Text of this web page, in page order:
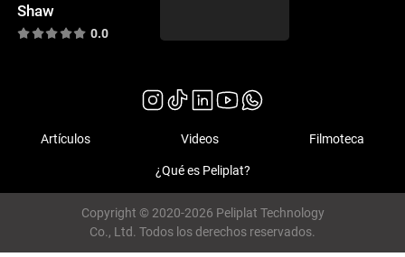
Shaw
0.0
Artículos Videos Filmoteca
¿Qué es Peliplat?
Copyright © 2020-2026 Peliplat Technology
Co., Ltd. Todos los derechos reservados.